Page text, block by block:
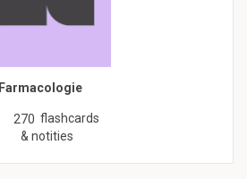
Farmacologie
270 flashcards
& notities